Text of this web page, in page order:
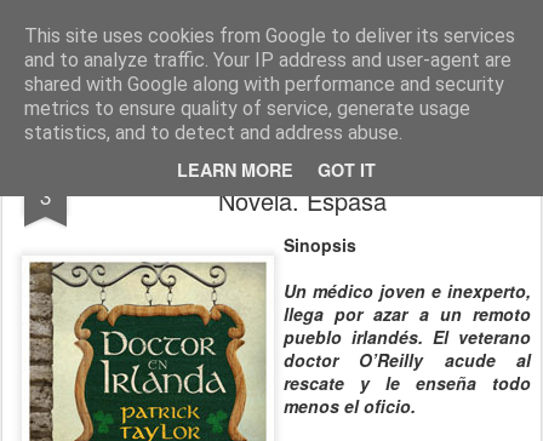
This site uses cookies from Google to deliver its services
and to analyze traffic. Your IP address and user-agent are
shared with Google along with performance and security
metrics to ensure quality of service, generate usage
statistics, and to detect and address abuse.
LEARN MORE GOT IT
CINE, LITERATURA Y VIDA Blog de Cine y Libros
3
DOCTOR EN IRLANDA. Patrick Taylor.
Novela. Espasa
Sinopsis
Un médico joven e inexperto,
llega por azar a un remoto
pueblo irlandés. El veterano
doctor O’Reilly acude al
rescate y le enseña todo
menos el oficio.